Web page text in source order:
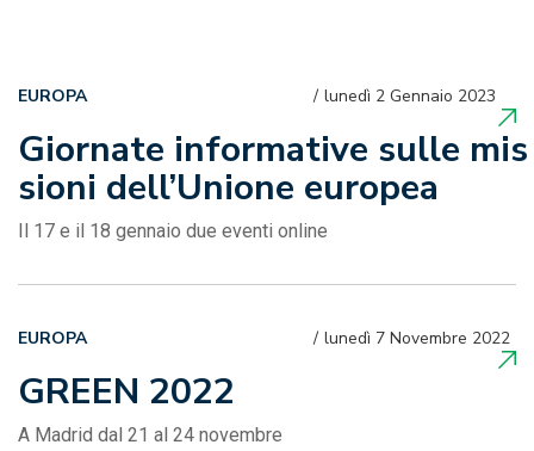
Giornate informative sulle mis
sioni dell’Unione europea
lunedì 2 Gennaio 2023
EUROPA
Il 17 e il 18 gennaio due eventi online
GREEN 2022
lunedì 7 Novembre 2022
EUROPA
A Madrid dal 21 al 24 novembre